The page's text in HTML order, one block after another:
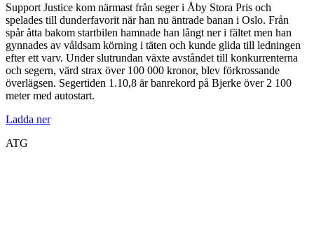
Support Justice kom närmast från seger i Åby Stora Pris och
spelades till dunderfavorit när han nu äntrade banan i Oslo. Från
spår åtta bakom startbilen hamnade han långt ner i fältet men han
gynnades av våldsam körning i täten och kunde glida till ledningen
efter ett varv. Under slutrundan växte avståndet till konkurrenterna
och segern, värd strax över 100 000 kronor, blev förkrossande
överlägsen. Segertiden 1.10,8 är banrekord på Bjerke över 2 100
meter med autostart.
Ladda ner
ATG